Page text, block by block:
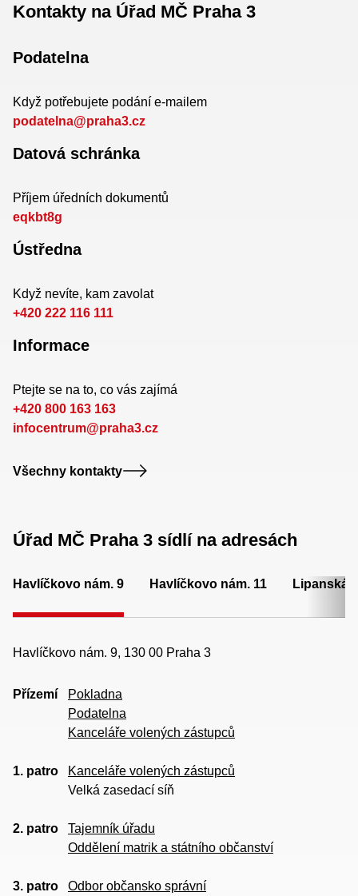
Kontakty na Úřad MČ Praha 3
Podatelna
Když potřebujete podání e-mailem
podatelna@praha3.cz
Datová schránka
Příjem úředních dokumentů
eqkbt8g
Ústředna
Když nevíte, kam zavolat
+420 222 116 111
Informace
Ptejte se na to, co vás zajímá
+420 800 163 163
infocentrum@praha3.cz
Všechny kontakty
Úřad MČ Praha 3 sídlí na adresách
Havlíčkovo nám. 9 Havlíčkovo nám. 11 Lipanská 7
Havlíčkovo nám. 9, 130 00 Praha 3
Přízemí
Pokladna
Podatelna
Kanceláře volených zástupců
1. patro
Kanceláře volených zástupců
Velká zasedací síň
2. patro
Tajemník úřadu
Oddělení matrik a státního občanství
3. patro Odbor občansko správní